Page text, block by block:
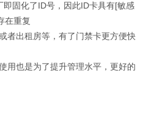
固化了ID号，因此ID卡具有[敏感
在重复
者出租房等，有了门禁卡更方便快
用也是为了提升管理水平，更好的